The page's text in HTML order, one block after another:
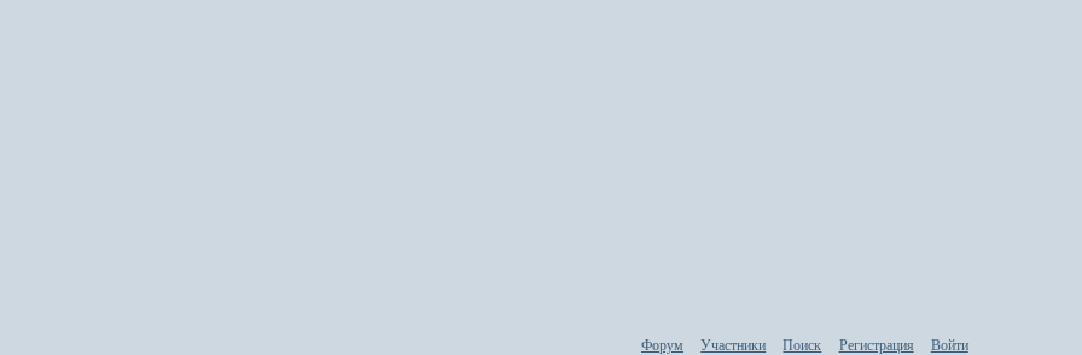
Форум Участники Поиск Регистрация Войти